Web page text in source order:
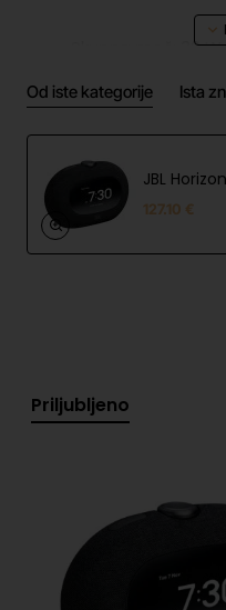
Skupna moč: 30 W
Zvočniki: 1 × 46
Frekvenčni razpon:
Bluetooth različica:
Vodoodpornost in
Dimenzije (Š × V ×
Povezovanje več
Varnost izdelka
Od iste kategorije Ista
JBL
127.10 €
Priljubljeno